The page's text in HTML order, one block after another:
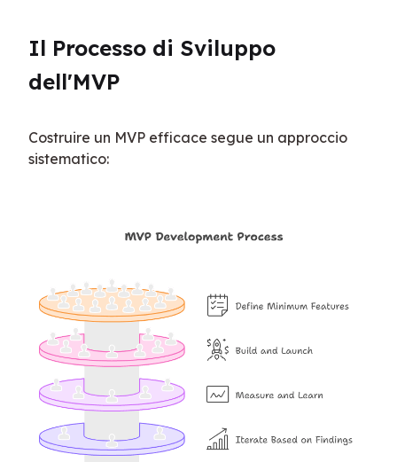
Il Processo di Sviluppo
dell'MVP
Costruire un MVP efficace segue un approccio
sistematico: